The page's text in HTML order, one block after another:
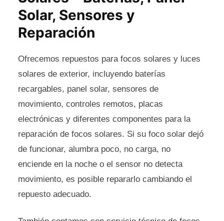
Solar, Sensores y
Reparación
Ofrecemos repuestos para focos solares y luces
solares de exterior, incluyendo baterías
recargables, panel solar, sensores de
movimiento, controles remotos, placas
electrónicas y diferentes componentes para la
reparación de focos solares. Si su foco solar dejó
de funcionar, alumbra poco, no carga, no
enciende en la noche o el sensor no detecta
movimiento, es posible repararlo cambiando el
repuesto adecuado.